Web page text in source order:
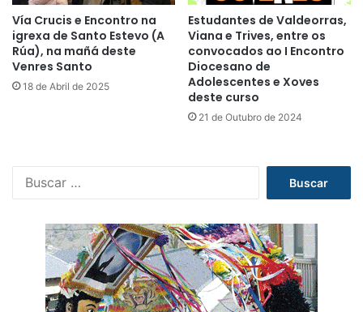
Vía Crucis e Encontro na
igrexa de Santo Estevo (A
Rúa), na mañá deste
Venres Santo
18 de Abril de 2025
Estudantes de Valdeorras,
Viana e Trives, entre os
convocados ao I Encontro
Diocesano de
Adolescentes e Xoves
deste curso
21 de Outubro de 2024
c
a
r
: